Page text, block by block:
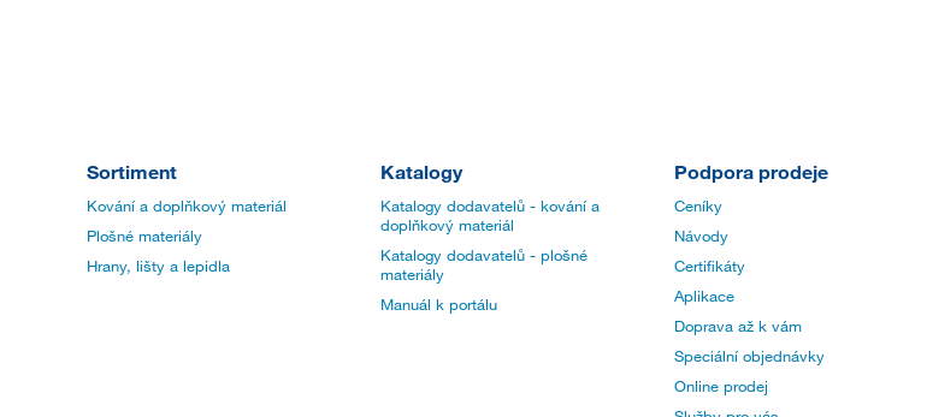
Sortiment
Kování a doplňkový materiál
Plošné materiály
Hrany, lišty a lepidla
Katalogy
Katalogy dodavatelů - kování a
doplňkový materiál
Katalogy dodavatelů - plošné
materiály
Manuál k portálu
Podpora prodeje
Ceníky
Návody
Certifikáty
Aplikace
Doprava až k vám
Speciální objednávky
Online prodej